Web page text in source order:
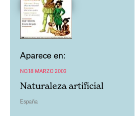
Aparece en:
NO.18 MARZO 2003
Naturaleza artificial
España